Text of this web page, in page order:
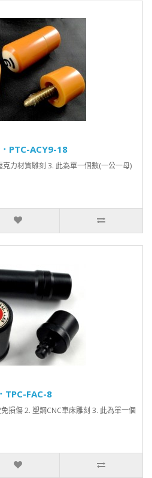
PTC-ACY9-18
力材質雕刻 3. 此為單一個數(一公一母)
TPC-FAC-8
損傷 2. 塑鋼CNC車床雕刻 3. 此為單一個